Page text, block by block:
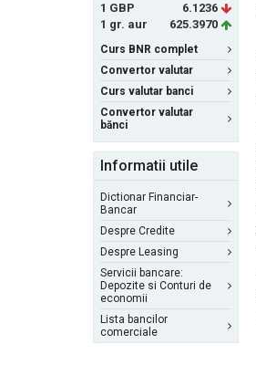
1 GBP
6.1236
1 gr. aur
625.3970
Curs BNR complet
Convertor valutar
Curs valutar banci
Convertor valutar
bănci
Informatii utile
Dictionar Financiar-
Bancar
Despre Credite
Despre Leasing
Servicii bancare:
Depozite si Conturi de
economii
Lista bancilor
comerciale